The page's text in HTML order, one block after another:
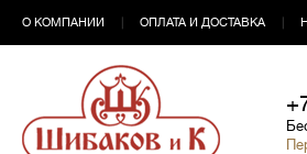
О КОМПАНИИ ОПЛАТА И ДОСТАВКА